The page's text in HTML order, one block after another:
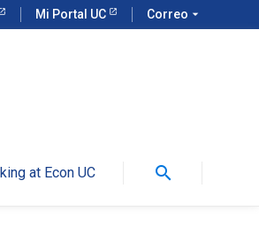
Mi Portal UC Correo arrow_drop_down
at Econ UC search